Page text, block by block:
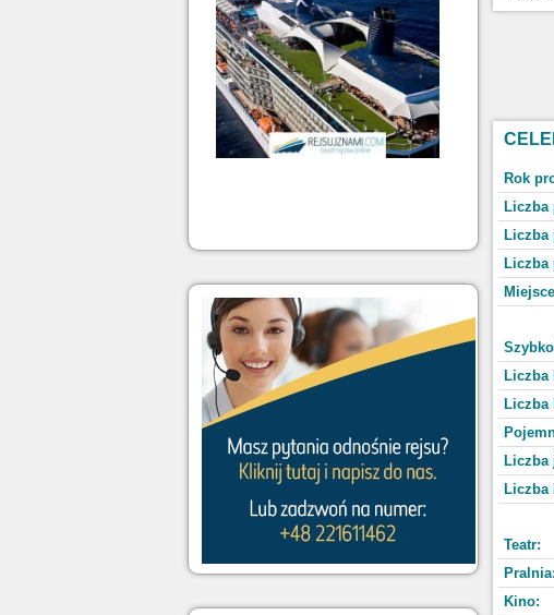
Rok
Liczba
Liczba
Liczba
Liczba
Liczba
Liczba
Liczba
Teatr:
Pralnia:
Kino: